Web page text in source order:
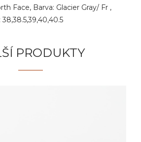
Face, Barva: Glacier Gray/ Fr ,
PRODUKTY